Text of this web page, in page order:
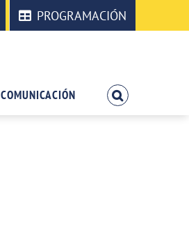
PROGRAMACIÓN
COMUNICACIÓN